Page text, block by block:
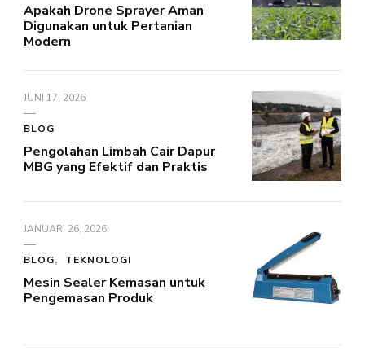
Apakah Drone Sprayer Aman
Digunakan untuk Pertanian
Modern
JUNI 17, 2026
BLOG
Pengolahan Limbah Cair Dapur
MBG yang Efektif dan Praktis
JANUARI 26, 2026
BLOG TEKNOLOGI
Mesin Sealer Kemasan untuk
Pengemasan Produk